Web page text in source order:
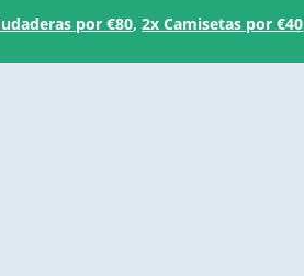
Guardar
por €80,2x Camisetas por €40